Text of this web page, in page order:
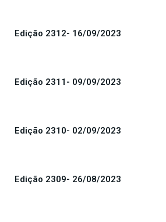
Edição 2312- 16/09/2023
Edição 2311- 09/09/2023
Edição 2310- 02/09/2023
Edição 2309- 26/08/2023